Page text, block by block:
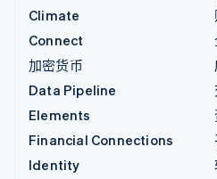
Climate
Connect
加密货币
Data Pipeline
Elements
Financial Connections
Identity